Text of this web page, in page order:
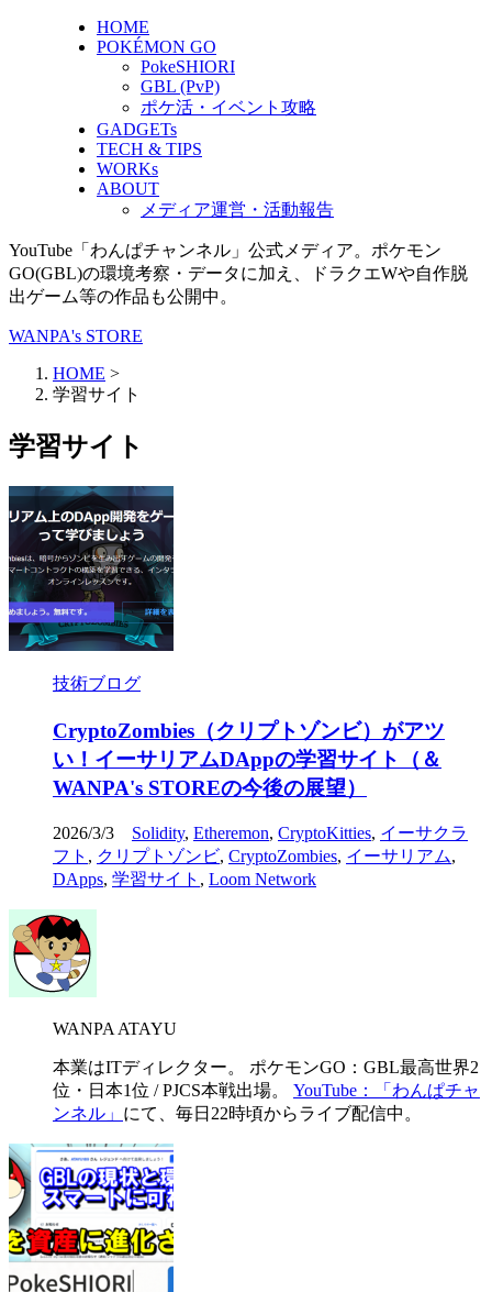
HOME
POKÉMON GO
PokeSHIORI
GBL (PvP)
ポケ活・イベント攻略
GADGETs
TECH & TIPS
WORKs
ABOUT
メディア運営・活動報告
YouTube「わんぱチャンネル」公式メディア。ポケモン
GO(GBL)の環境考察・データに加え、ドラクエWや自作脱
出ゲーム等の作品も公開中。
WANPA's STORE
HOME >
学習サイト
学習サイト
技術ブログ
CryptoZombies（クリプトゾンビ）がアツ
い！イーサリアムDAppの学習サイト（＆
WANPA's STOREの今後の展望）
2026/3/3 Solidity, Etheremon, CryptoKitties, イーサクラ
フト , クリプトゾンビ, CryptoZombies, イーサリアム,
DApps, 学習サイト , Loom Network
WANPA ATAYU
本業はITディレクター。 ポケモンGO：GBL最高世界2
位・日本1位 / PJCS本戦出場。 YouTube：「わんぱチャ
ンネル」 にて、毎日22時頃からライブ配信中。